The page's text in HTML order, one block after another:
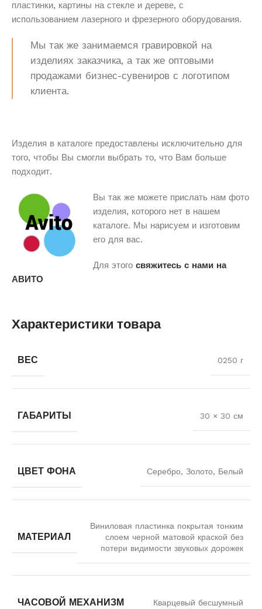
пластинки, картины на стекле и дереве, с
использованием лазерного и фрезерного оборудования.
Мы так же занимаемся гравировкой на
изделиях заказчика, а так же оптовыми
продажами бизнес-сувениров с логотипом
клиента.
Изделия в каталоге предоставлены исключительно для
того, чтобы Вы смогли выбрать то, что Вам больше
подходит.
Вы так же можете прислать нам фото
изделия, которого нет в нашем
каталоге. Мы нарисуем и изготовим
его для вас.
Для этого свяжитесь с нами на
АВИТО
Характеристики товара
ВЕС 0250 г
ГАБАРИТЫ 30 × 30 см
ЦВЕТ ФОНА Серебро, Золото, Белый
МАТЕРИАЛ
Виниловая пластинка покрытая тонким
слоем черной матовой краской без
потери видимости звуковых дорожек
ЧАСОВОЙ МЕХАНИЗМ Кварцевый бесшумный